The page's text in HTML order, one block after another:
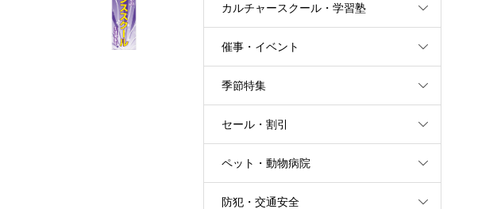
カルチャースクール・学習塾
催事・イベント
季節特集
セール・割引
ペット・動物病院
防犯・交通安全